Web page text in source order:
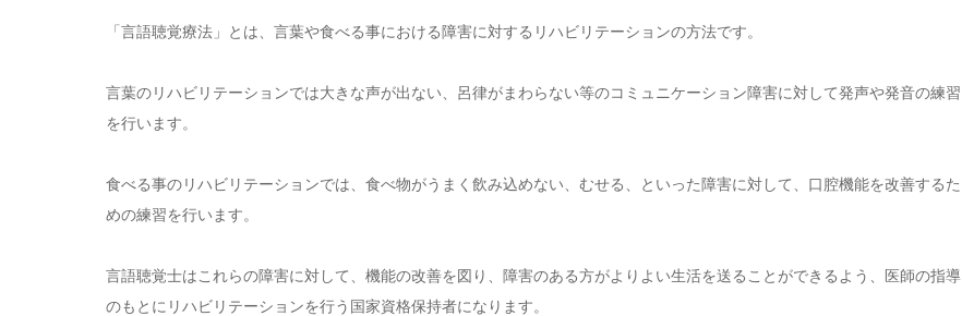
「言語聴覚療法」とは、言葉や食べる事における障害に対するリハビリテーションの方法です。
言葉のリハビリテーションでは大きな声が出ない、呂律がまわらない等のコミュニケーション障害に対して発声や発音の練習
を行います。
食べる事のリハビリテーションでは、食べ物がうまく飲み込めない、むせる、といった障害に対して、口腔機能を改善するた
めの練習を行います。
言語聴覚士はこれらの障害に対して、機能の改善を図り、障害のある方がよりよい生活を送ることができるよう、医師の指導
のもとにリハビリテーションを行う国家資格保持者になります。